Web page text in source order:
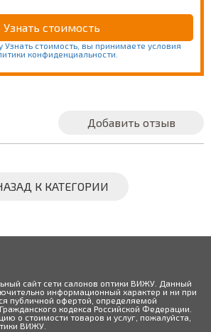
стоимость, вы принимаете условия
конфиденциальности.
Добавить отзыв
К КАТЕГОРИИ
сайт сети салонов оптики ВИЖУ. Данный
информационный характер и ни при
публичной офертой, определяемой
кодекса Российской Федерации.
о стоимости товаров и услуг, пожалуйста,
ВИЖУ.